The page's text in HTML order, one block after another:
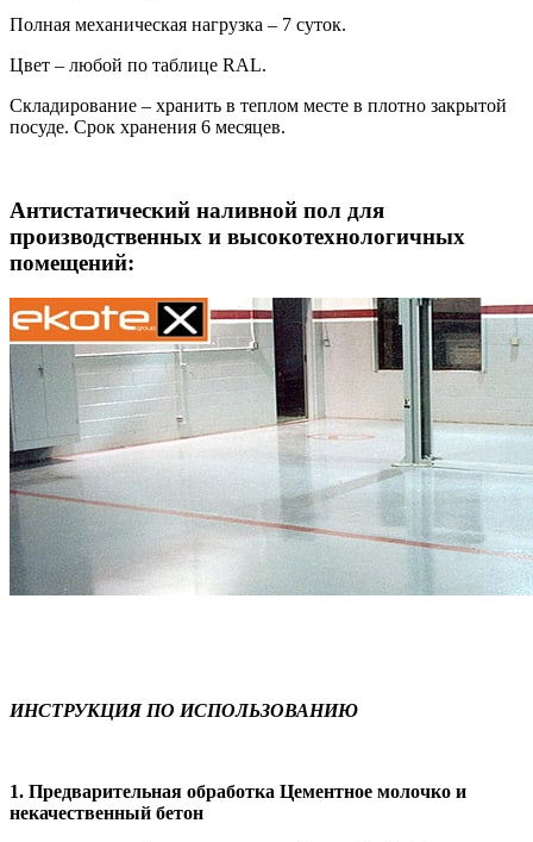
Полная механическая нагрузка – 7 суток.
Цвет – любой по таблице RAL.
Складирование – хранить в теплом месте в плотно закрытой
посуде. Срок хранения 6 месяцев.
Антистатический наливной пол для
производственных и высокотехнологичных
помещений:
ИНСТРУКЦИЯ ПО ИСПОЛЬЗОВАНИЮ
1. Предварительная обработка Цементное молочко и
некачественный бетон